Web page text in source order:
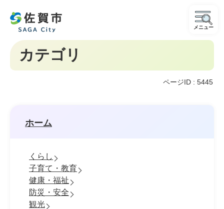
メニュー
カテゴリ
ページID : 5445
ホーム
くらし
子育て・教育
健康・福祉
防災・安全
観光